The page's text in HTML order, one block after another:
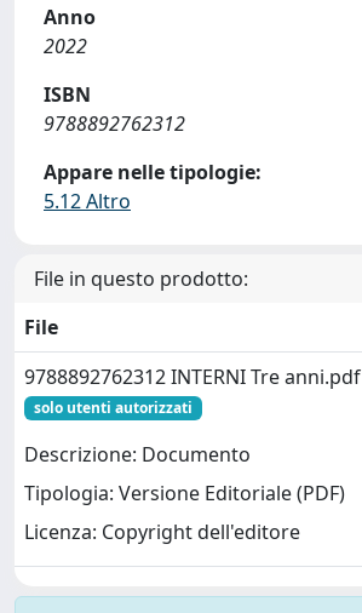
Anno
2022
ISBN
9788892762312
Appare nelle tipologie:
5.12 Altro
File in questo prodotto:
File
9788892762312 INTERNI Tre anni.pdf
solo utenti autorizzati
Descrizione: Documento
Tipologia: Versione Editoriale (PDF)
Licenza: Copyright dell'editore